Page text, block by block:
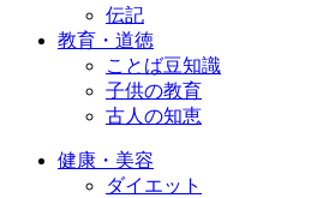
伝記
教育・道徳
ことば豆知識
子供の教育
古人の知恵
健康・美容
ダイエット